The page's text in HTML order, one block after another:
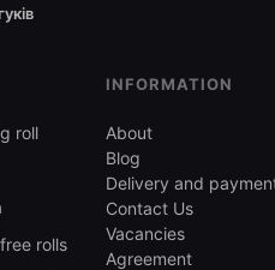
roll
rolls
INFORMATION
About
Blog
Delivery and
Contact Us
Vacancies
Agreement